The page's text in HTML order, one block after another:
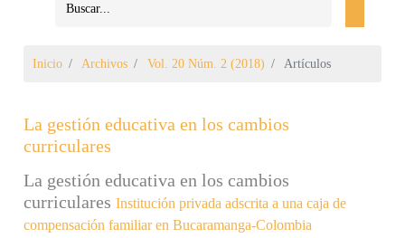
Inicio Archivos Vol. 20 Núm. 2 (2018) Artículos
La gestión educativa en los cambios
curriculares
La gestión educativa en los cambios
curricularesInstitución privada adscrita a una caja de
compensación familiar en Bucaramanga-Colombia